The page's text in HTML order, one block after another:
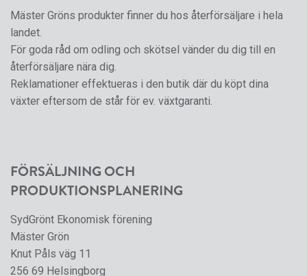
Mäster Gröns produkter finner du hos återförsäljare i hela
landet.
För goda råd om odling och skötsel vänder du dig till en
återförsäljare nära dig.
Reklamationer effektueras i den butik där du köpt dina
växter eftersom de står för ev. växtgaranti.
FÖRSÄLJNING OCH
PRODUKTIONSPLANERING
SydGrönt Ekonomisk förening
Mäster Grön
Knut Påls väg 11
256 69 Helsingborg